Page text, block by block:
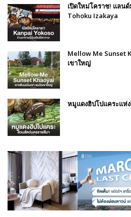
เปิดใหม่โคราช! แลน
Tohoku Izakaya
Mellow Me Sunset
เขาใหญ่
หมูแดงฮิปโปแคระแห่